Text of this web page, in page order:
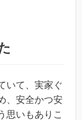
いて、実家ぐ
、安全かつ安
思いもありこ